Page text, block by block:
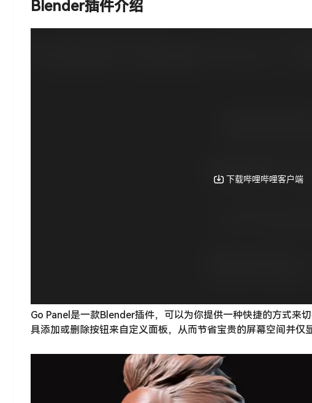
Blender插件介绍
Go Panel是一款Blender插件，可以为你提供一种快捷的方式来
具添加或删除按钮来自定义面板，从而节省宝贵的屏幕空间并仅